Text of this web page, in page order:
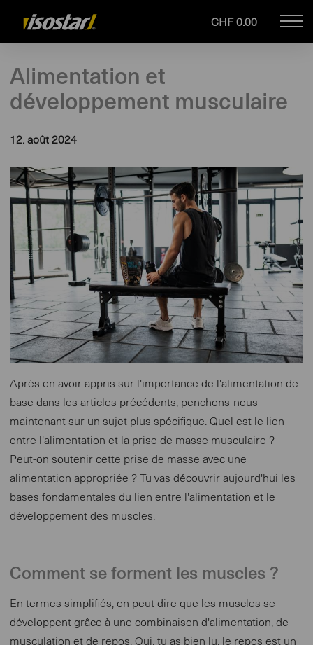
Drupal
CHF 0.00
Alimentation et
développement musculaire
12. août 2024
Après en avoir appris sur l'importance de l'alimentation de
base dans les articles précédents, penchons-nous
maintenant sur un sujet plus spécifique. Quel est le lien
entre l'alimentation et la prise de masse musculaire ?
Peut-on soutenir cette prise de masse avec une
alimentation appropriée ? Tu vas découvrir aujourd'hui les
bases fondamentales du lien entre l'alimentation et le
développement des muscles.
Comment se forment les muscles ?
En termes simplifiés, on peut dire que les muscles se
développent grâce à une combinaison d'alimentation, de
musculation et de repos. Oui, tu as bien lu, le repos est un